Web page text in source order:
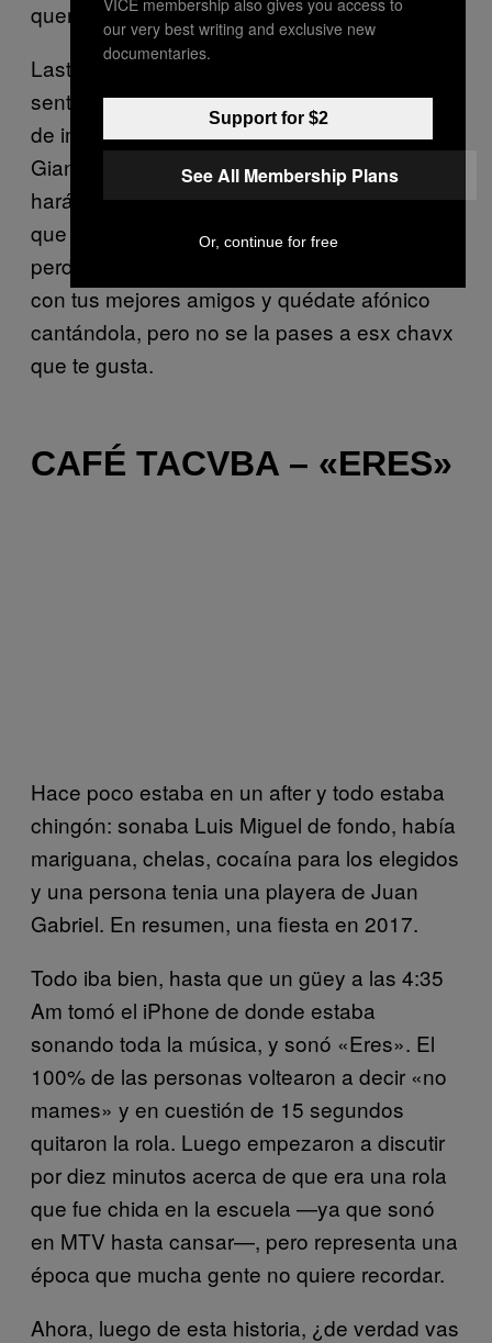
querer grabar con ese estilo de voz.
Lastimosamente, el mundo ha perdido el
sentido por las grandes canciones y, el tratar
de impresionar a alguien con el gran
Gianluca, es una pérdida de tiempo que te
hará perder la fe en el mundo. Así que, para
que no te deprimas y pienses que todo está
perdido, escucha esta canción en tu casa o
con tus mejores amigos y quédate afónico
cantándola, pero no se la pases a esx chavx
que te gusta.
CAFÉ TACVBA – «ERES»
Hace poco estaba en un after y todo estaba
chingón: sonaba Luis Miguel de fondo, había
mariguana, chelas, cocaína para los elegidos
y una persona tenia una playera de Juan
Gabriel. En resumen, una fiesta en 2017.
Todo iba bien, hasta que un güey a las 4:35
Am tomó el iPhone de donde estaba
sonando toda la música, y sonó «Eres». El
100% de las personas voltearon a decir «no
mames» y en cuestión de 15 segundos
quitaron la rola. Luego empezaron a discutir
por diez minutos acerca de que era una rola
que fue chida en la escuela —ya que sonó
en MTV hasta cansar—, pero representa una
época que mucha gente no quiere recordar.
Ahora, luego de esta historia, ¿de verdad vas
our very best writing and exclusive new
documentaries.
Support for $2
See All Membership Plans
Or, continue for free